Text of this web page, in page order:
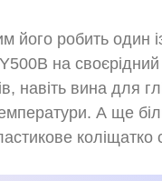
робить один
на
вина для
А ще